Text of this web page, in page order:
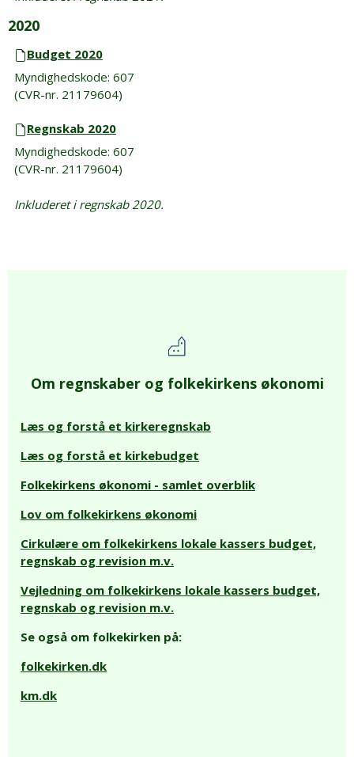
2020
Budget 2020
Myndighedskode: 607
(CVR-nr. 21179604)
Regnskab 2020
Myndighedskode: 607
(CVR-nr. 21179604)
Inkluderet i regnskab 2020.
Om regnskaber og folkekirkens økonomi
Læs og forstå et kirkeregnskab
Læs og forstå et kirkebudget
Folkekirkens økonomi - samlet overblik
Lov om folkekirkens økonomi
Cirkulære om folkekirkens lokale kassers budget,
regnskab og revision m.v.
Vejledning om folkekirkens lokale kassers budget,
regnskab og revision m.v.
Se også om folkekirken på:
folkekirken.dk
km.dk